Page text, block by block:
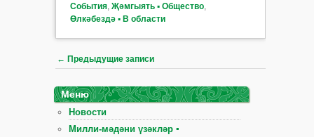
События, Җәмгыять ▪ Общество,
Өлкәбездә ▪ В области
Навигация по записям
← Предыдущие записи
Меню
Новости
Милли-мәдәни үзәкләр ▪